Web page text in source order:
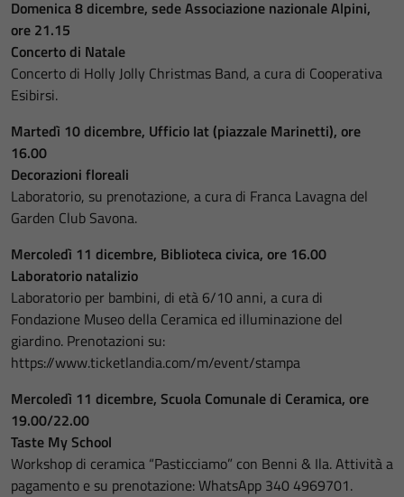
Domenica 8 dicembre, sede Associazione nazionale Alpini,
ore 21.15
Concerto di Natale
Concerto di Holly Jolly Christmas Band, a cura di Cooperativa
Esibirsi.
Martedì 10 dicembre, Ufficio Iat (piazzale Marinetti), ore
16.00
Decorazioni floreali
Laboratorio, su prenotazione, a cura di Franca Lavagna del
Garden Club Savona.
Mercoledì 11 dicembre, Biblioteca civica, ore 16.00
Laboratorio natalizio
Laboratorio per bambini, di età 6/10 anni, a cura di
Fondazione Museo della Ceramica ed illuminazione del
giardino. Prenotazioni su:
https://www.ticketlandia.com/m/event/stampa
Mercoledì 11 dicembre, Scuola Comunale di Ceramica, ore
19.00/22.00
Taste My School
Workshop di ceramica “Pasticciamo” con Benni & Ila. Attività a
pagamento e su prenotazione: WhatsApp 340 4969701.